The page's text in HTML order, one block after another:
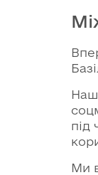
під
Ми